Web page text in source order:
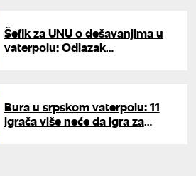
Šefik za UNU o dešavanjima u
vaterpolu: Odlazak
Bura u srpskom vaterpolu: 11
igrača više neće da igra za